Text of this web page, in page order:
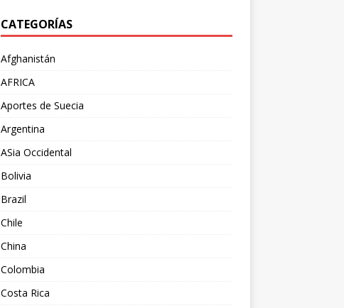
CATEGORÍAS
Afghanistán
AFRICA
Aportes de Suecia
Argentina
ASia Occidental
Bolivia
Brazil
Chile
China
Colombia
Costa Rica